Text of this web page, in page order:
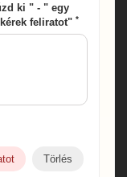
ki " - " egy
feliratot" *
Törlés